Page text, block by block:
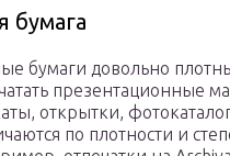
бумага
бумаги довольно
презентационные
открытки,
по плотности и